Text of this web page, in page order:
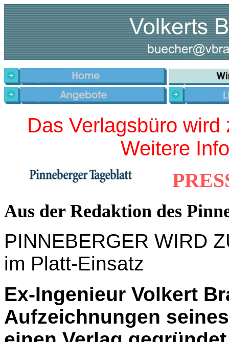
Das Verlagsbüro
Weitere
Aus der Redaktion des
PINNEBERGER WIRD
im Platt-Einsatz
Ex-Ingenieur Volkert
Aufzeichnungen